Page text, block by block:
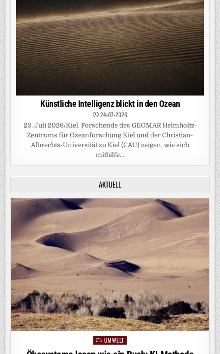
Künstliche Intelligenz blickt in den Ozean
24-07-2026
23. Juli 2026/Kiel. Forschende des GEOMAR Helmholtz-
Zentrums für Ozeanforschung Kiel und der Christian-
Albrechts-Universität zu Kiel (CAU) zeigen, wie sich
mithilfe...
AKTUELL
PostedUMWELT